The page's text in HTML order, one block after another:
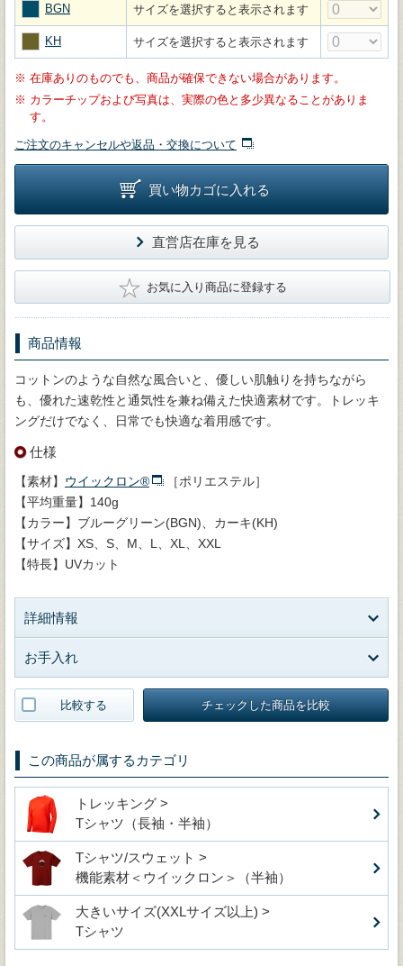
BGN サイズを選択すると表示されます
KH サイズを選択すると表示されます
※ 在庫ありのものでも、商品が確保できない場合があります。
※ カラーチップおよび写真は、実際の色と多少異なることがありま
す。
ご注文のキャンセルや返品・交換について
買い物カゴに入れる
直営店在庫を見る
★ お気に入り商品に登録する
商品情報
コットンのような自然な風合いと、優しい肌触りを持ちながら
も、優れた速乾性と通気性を兼ね備えた快適素材です。トレッキ
ングだけでなく、日常でも快適な着用感です。
仕様
【素材】 ウイックロン®
［ポリエステル］
【平均重量】140g
【カラー】ブルーグリーン(BGN)、カーキ(KH)
【サイズ】XS、S、M、L、XL、XXL
【特長】UVカット
詳細情報
お手入れ
比較する チェックした商品を比較
この商品が属するカテゴリ
トレッキング >
Tシャツ（長袖・半袖）
Tシャツ/スウェット >
機能素材＜ウイックロン＞（半袖）
大きいサイズ(XXLサイズ以上) >
Tシャツ